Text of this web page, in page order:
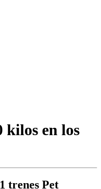
kilos en los
trenes Pet